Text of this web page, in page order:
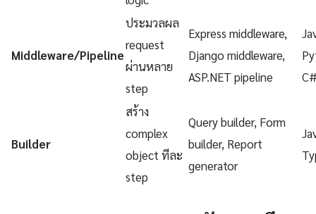
Middleware/Pipeline
ประมวลผล
request
ผ่านหลาย
step
Express middleware,
Django middleware,
ASP.NET pipeline
Builder
สร้าง
complex
object ทีละ
step
Query builder, Form
builder, Report
generator